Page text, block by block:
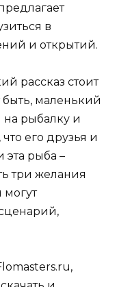
в
и открытий.
рассказ стоит
маленький
рыбалку и
его друзья и
эта рыба –
три желания